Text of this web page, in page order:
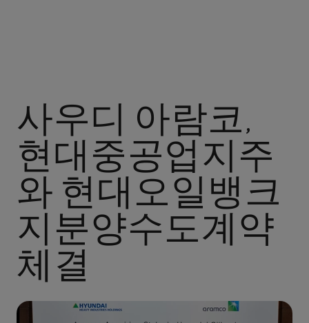
사우디 아람코,
현대중공업지주
와 현대오일뱅크
지분양수도계약
체결